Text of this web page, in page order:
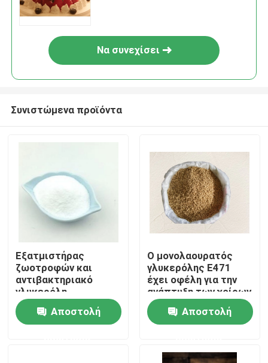
Σπίτι
Προϊόντα
Να συνεχίσει
Συνιστώμενα προϊόντα
Εξατμιστήρας
ζωοτροφών και
αντιβακτηριακό
γλυκερόλη
μονολαυρικό GML90
στις ζωοτροφές
Αποστολή
Ο μονολαουρατός
γλυκερόλης E471
έχει οφέλη για την
ανάπτυξη των χοίρων
και τη μετατροπή
των ζωοτροφών
Αποστολή